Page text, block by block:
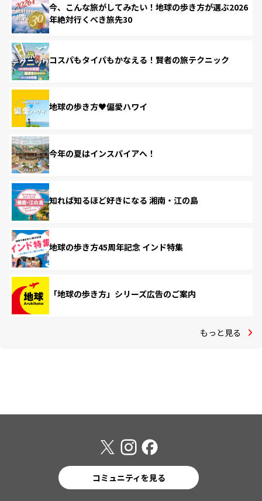
今、こんな旅がしてみたい！地球の歩き方が選ぶ2026
年絶対行くべき旅先30
コスパもタイパもかなえる！賢者の旅テクニック
地球の歩き方♥偏愛ハワイ
今年の夏はインスパイアへ！
知れば知るほど好きになる 湘南・江の島
地球の歩き方45周年記念 インド特集
「地球の歩き方」シリーズ広告のご案内
もっと見る
コミュニティを見る